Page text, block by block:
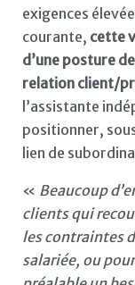
exigences
courante, cette
d’une posture
relation client/
l’assistante
positionner,
lien de
« Beaucoup
clients qui
les contraintes
salariée, ou